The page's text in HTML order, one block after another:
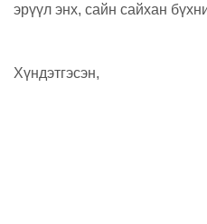
эрүүл энх, сайн сайхан
Хүндэтгэсэн,